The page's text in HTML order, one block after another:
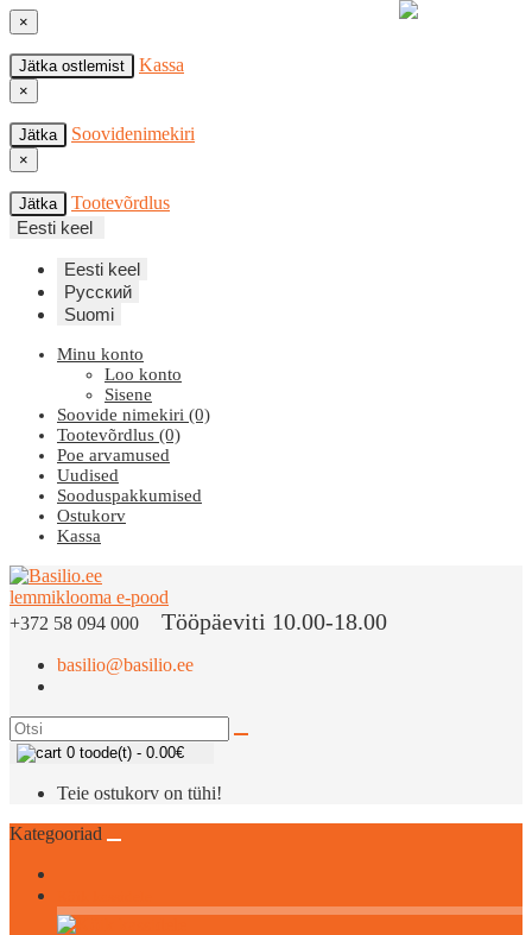
×
Jätka ostlemist Kassa
×
Jätka Soovidenimekiri
×
Jätka
Tootevõrdlus
Eesti keel
Eesti keel
Русский
Suomi
Minu konto
Loo konto
Sisene
Soovide nimekiri (0)
Tootevõrdlus (0)
Poe arvamused
Uudised
Sooduspakkumised
Ostukorv
Kassa
+372 58 094 000 Tööpäeviti 10.00-18.00
basilio@basilio.ee
0 toode(t) - 0.00€
Teie ostukorv on tühi!
Kategooriad